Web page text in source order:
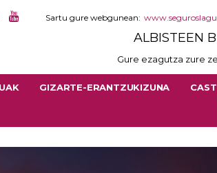
Sartu gure webgunean:
ALBISTEEN
Gure ezagutza zure
GIZARTE-ERANTZUKIZUNA CAST